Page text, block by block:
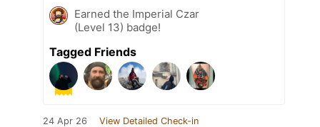
Earned the Imperial Czar
(Level 13) badge!
Tagged Friends
24 Apr 26 View Detailed Check-in